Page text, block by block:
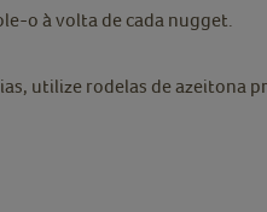
o à volta de cada nugget.
utilize rodelas de azeitona